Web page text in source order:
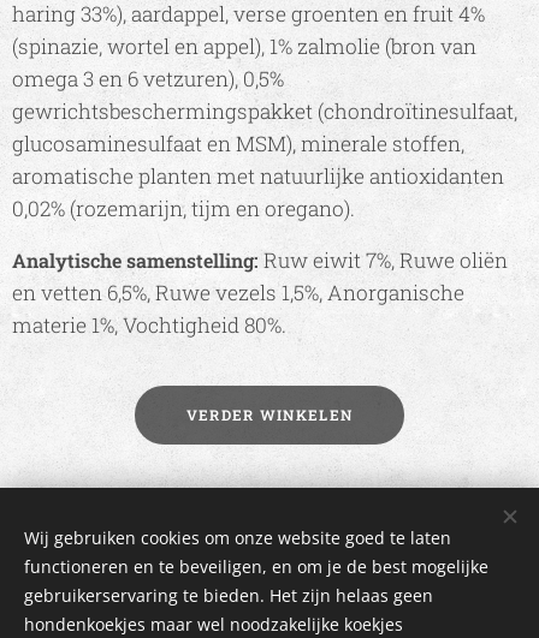
haring 33%), aardappel, verse groenten en fruit 4%
(spinazie, wortel en appel), 1% zalmolie (bron van
omega 3 en 6 vetzuren), 0,5%
gewrichtsbeschermingspakket (chondroïtinesulfaat,
glucosaminesulfaat en MSM), minerale stoffen,
aromatische planten met natuurlijke antioxidanten
0,02% (rozemarijn, tijm en oregano).
Analytische samenstelling:Ruw eiwit 7%, Ruwe oliën
en vetten 6,5%, Ruwe vezels 1,5%, Anorganische
materie 1%, Vochtigheid 80%.
VERDER WINKELEN
2017 IdyIlse | Alle rechten voorbehouden |Algemene voorwaarden
| Mogelijk gemaakt door Webnode
Cookies
Wij gebruiken cookies om onze website goed te laten
functioneren en te beveiligen, en om je de best mogelijke
gebruikerservaring te bieden. Het zijn helaas geen
hondenkoekjes maar wel noodzakelijke koekjes 😊